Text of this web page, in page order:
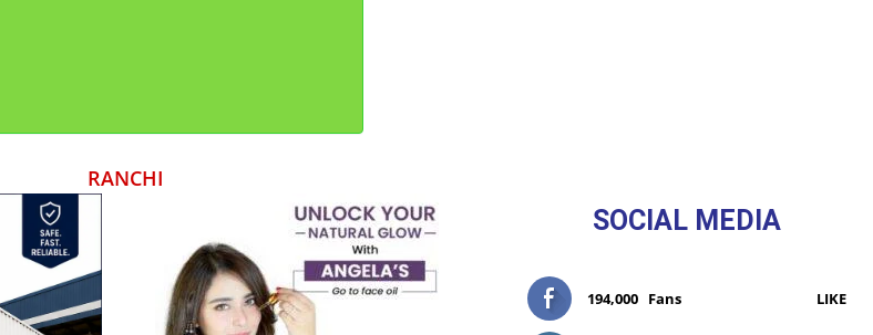
RANCHI
SOCIAL MEDIA
194,000 Fans LIKE